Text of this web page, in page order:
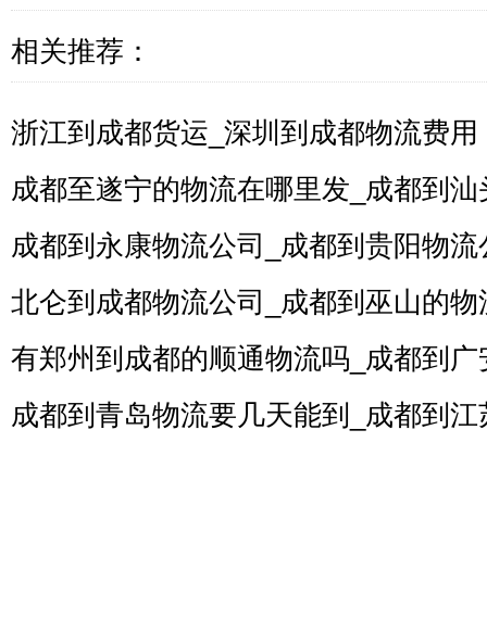
相关推荐：
浙江到成都货运_深圳到成都物流费用
成都至遂宁的物流在哪里发_成都到
成都到永康物流公司_成都到贵阳物流
北仑到成都物流公司_成都到巫山的物
有郑州到成都的顺通物流吗_成都到广
成都到青岛物流要几天能到_成都到江